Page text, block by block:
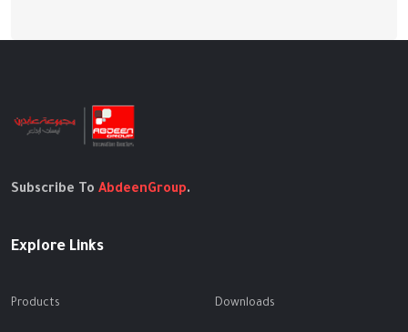
Subscribe To AbdeenGroup.
Explore Links
Products Downloads